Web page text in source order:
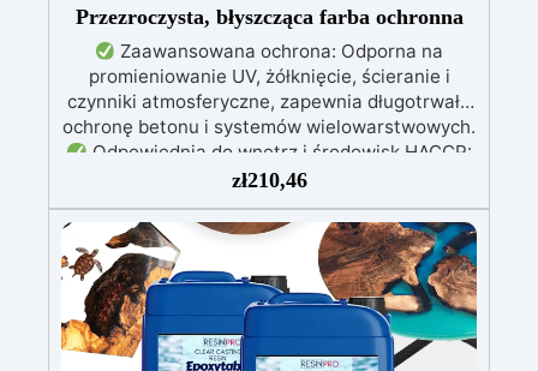
Przezroczysta, błyszcząca farba ochronna
Zaawansowana ochrona: Odporna na
promieniowanie UV, żółknięcie, ścieranie i
czynniki atmosferyczne, zapewnia długotrwałą
ochronę betonu i systemów wielowarstwowych.
Odpowiednia do wnętrz i środowisk HACCP:
Bezzapachowa formuła, idealna do
pomieszczeń zamkniętych i obszarów
związanych z żywnością, zgodna z normami
HACCP.
Wszechstronne i konfigurowalne
wykończenie: Dostępna w wersji
transparentnej, z wykończeniem błyszczącym,
matowym lub antypoślizgowym – dla
bezpieczeństwa i estetyki.
Szerokie
zł210,46